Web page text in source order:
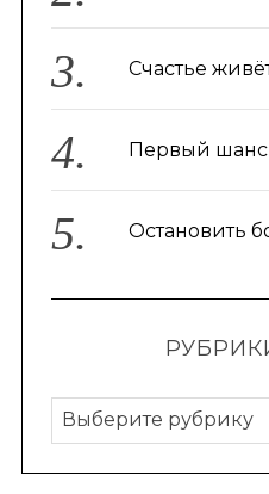
Счастье
Первый шанс
Остановить
Р
у
б